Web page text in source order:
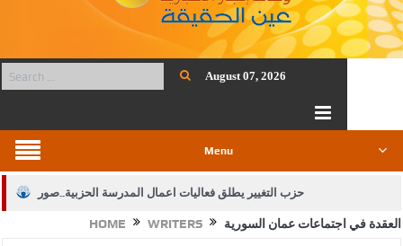
August 07, 2026
Menu
حزب التغيير يطلق فعاليات اعمال المدرسة الحزبية..صور
الجيش يفتح باب التجنيد لحملة البكالوريوس في الحقوق والقانون
HOME WRITERS العقدة في اجتماعات عمان السورية